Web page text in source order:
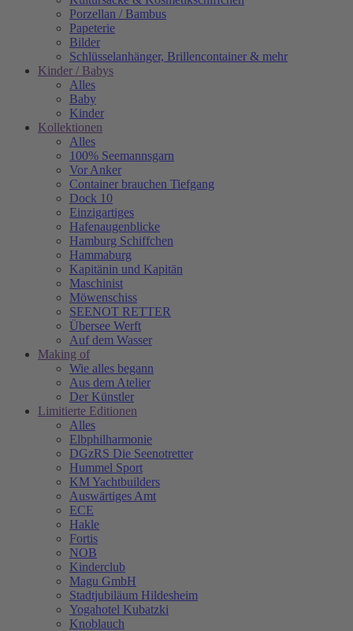
Porzellan / Bambus
Papeterie
Bilder
Schlüsselanhänger, Brillencontainer & mehr
Kinder / Babys
Alles
Baby
Kinder
Kollektionen
Alles
100% Seemannsgarn
Vor Anker
Container brauchen Tiefgang
Dock 10
Einzigartiges
Hafenaugen­blicke
Hamburg Schiffchen
Hammaburg
Kapitänin und Kapitän
Maschinist
Möwenschiss
SEENOT RETTER
Übersee Werft
Auf dem Wasser
Making of
Wie alles begann
Aus dem Atelier
Der Künstler
Limitierte Editionen
Alles
Elbphilharmonie
DGzRS Die Seenotretter
Hummel Sport
KM Yachtbuilders
Auswärtiges Amt
ECE
Hakle
Fortis
NOB
Kinderclub
Magu GmbH
Stadtjubiläum Hildesheim
Yogahotel Kubatzki
Knoblauch